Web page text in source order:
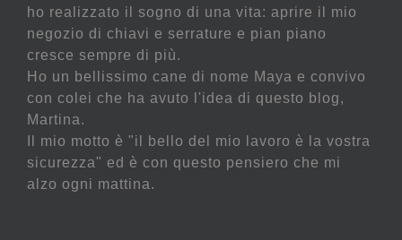
ho realizzato il sogno di una vita: aprire il mio
negozio di chiavi e serrature e pian piano
cresce sempre di più.
Ho un bellissimo cane di nome Maya e convivo
con colei che ha avuto l'idea di questo blog,
Martina.
Il mio motto è "il bello del mio lavoro è la vostra
sicurezza" ed è con questo pensiero che mi
alzo ogni mattina.